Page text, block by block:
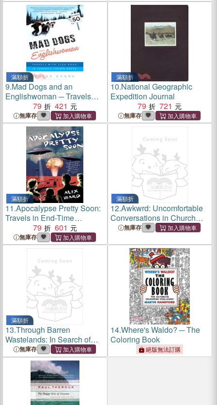
滿額折
9.Mad Dogs and an
Englishwoman ─ Travels
With Sled Dogs in Canada's
Frozen North
79 421
無庫存
滿額折
10.National Geographic
Expedition Journal
79
721
無庫存
滿額折
11.Apocalypse Pretty Soon:
Travels in End-Time
America79 601
無庫存
滿額折
12.Awkwrd: Uncomfortable
Conversations in Church
Planting That We Avoid
無庫存
滿額折
13.Through Barren
Wastelands: In Search of
Explorers, Pioneers, Misfits,
and the Apostolic
Imagination
無庫存
14.Where's Waldo? ─ The
Coloring Book
絕版無法訂購